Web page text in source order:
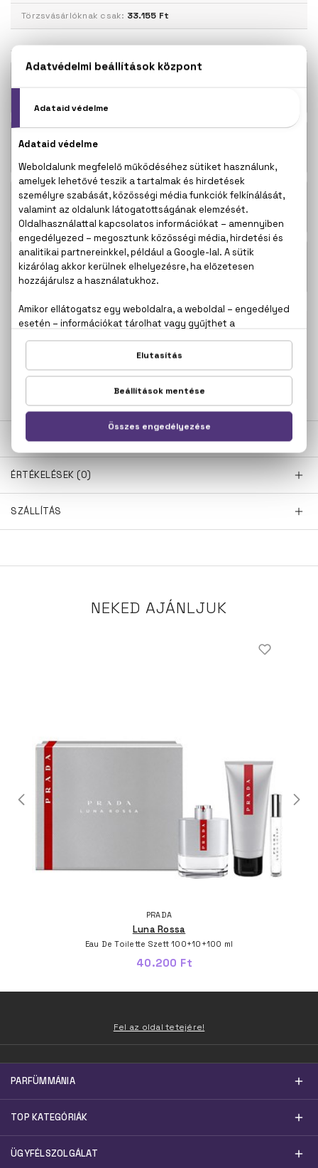
Törzsvásárlóknak csak: 33.155 Ft
Luna Rossa Ocean Utántölthető Le
Luna Rossa Ocean Eau De Parfum
Szett 50+10 ml
Luna Rossa Ocean Eau De Toilette
14 napos visszaküldési
garanciával
20 267 5125
LEÍRÁS
ÉRTÉKELÉSEK (0)
SZÁLLÍTÁS
NEKED AJÁNLJUK
PRADA
Luna Rossa
Eau De Toilette Szett 100+10+100 ml
40.200 Ft
Fel az oldal tetejére!
PARFÜMMÁNIA
TOP KATEGÓRIÁK
ÜGYFÉLSZOLGÁLAT